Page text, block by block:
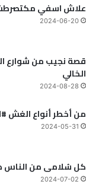
علاش اسفي
2024-06-20
قصة نجيب من شوارع
الخالي
2024-08-28
من أخطر أنواع الغش
2024-05-31
كل سُلامى من الناس
2024-07-02